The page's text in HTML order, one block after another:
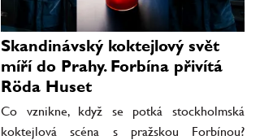
Skandinávský koktejlový svět
míří do Prahy. Forbína přivítá
Röda Huset
Co vznikne, když se potká stockholmská
koktejlová scéna s pražskou Forbínou?